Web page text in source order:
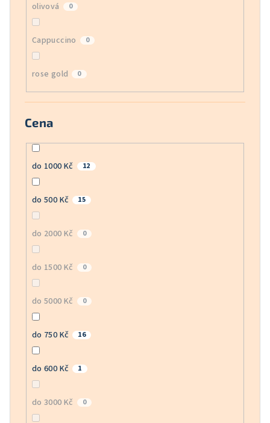
olivová 0
Cappuccino 0
rose gold 0
Cena
do 1000 Kč 12
do 500 Kč 15
do 2000 Kč 0
do 1500 Kč 0
do 5000 Kč 0
do 750 Kč 16
do 600 Kč 1
do 3000 Kč 0